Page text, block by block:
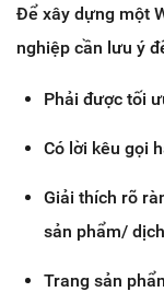
Để xây dựng một
nghiệp cần lưu ý
Phải được tối
Có lời kêu gọi
Giải thích rõ
sản phẩm/
Trang sản